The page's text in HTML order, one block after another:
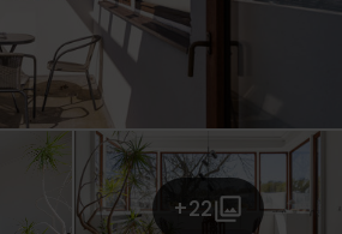
+22